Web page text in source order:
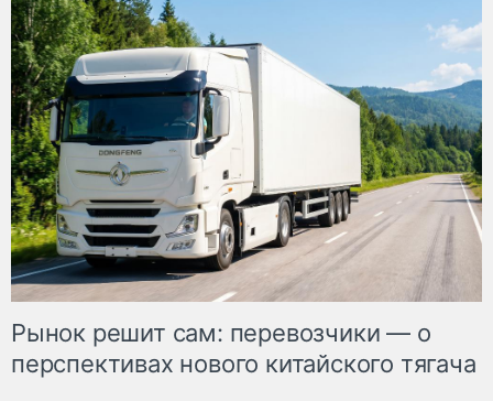
Рынок решит сам: перевозчики — о
перспективах нового китайского тягача